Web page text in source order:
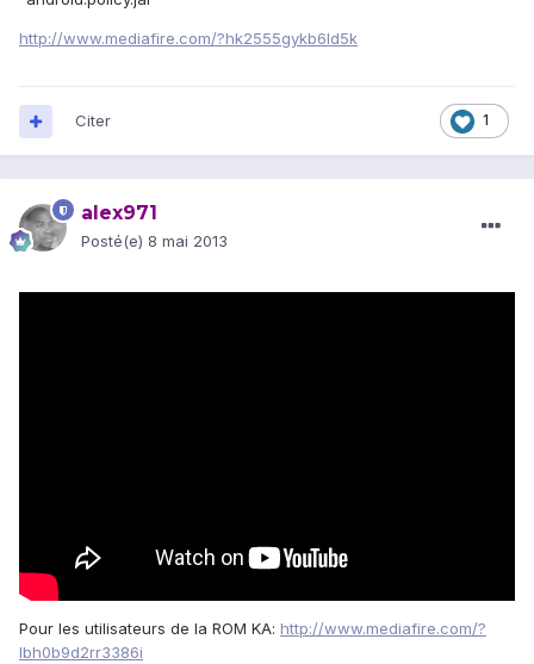
http://www.mediafire.com/?hk2555gykb6ld5k
1
Citer
alex971
Posté(e) 8 mai 2013
Pour les utilisateurs de la ROM KA: http://www.mediafire.com/?
lbh0b9d2rr3386i